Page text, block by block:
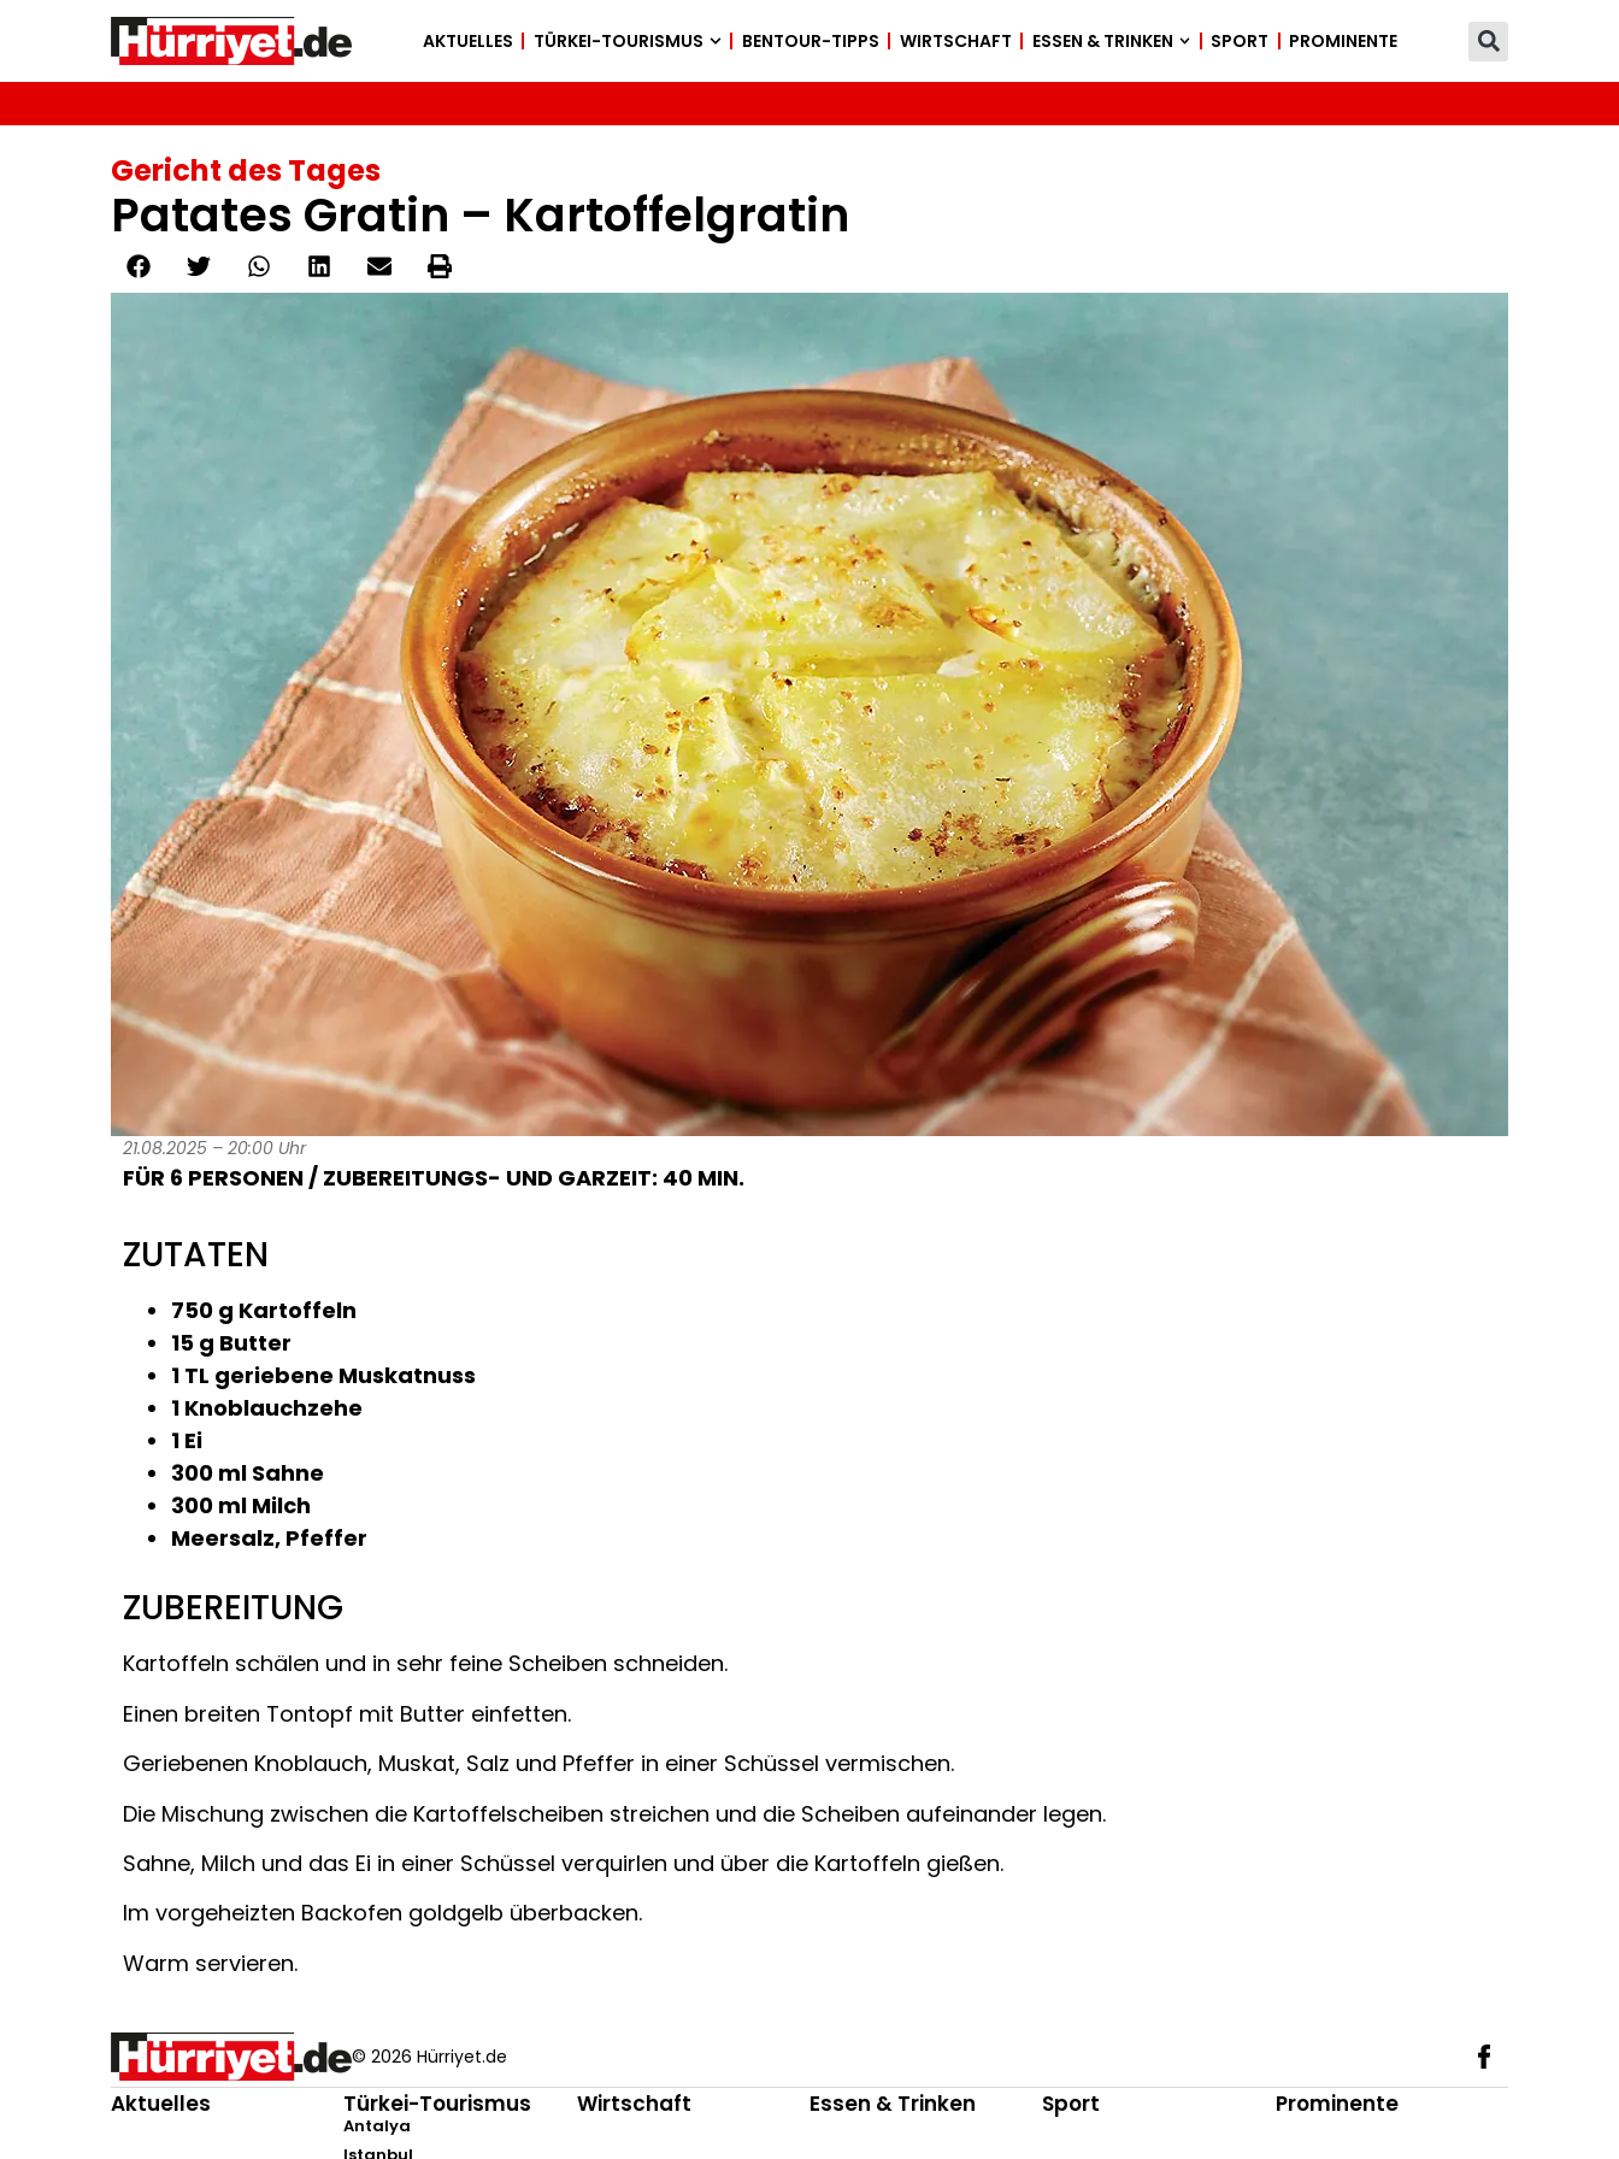
AKTUELLES TÜRKEI-TOURISMUS BENTOUR-TIPPS WIRTSCHAFT ESSEN & TRINKEN SPORT PROMINENTE
Gericht des Tages
Patates Gratin – Kartoffelgratin
21.08.2025 – 20:00 Uhr
FÜR 6 PERSONEN / ZUBEREITUNGS- UND GARZEIT: 40 MIN.
ZUTATEN
750 g Kartoffeln
15 g Butter
1 TL geriebene Muskatnuss
1 Knoblauchzehe
1 Ei
300 ml Sahne
300 ml Milch
Meersalz, Pfeffer
ZUBEREITUNG
Kartoffeln schälen und in sehr feine Scheiben schneiden.
Einen breiten Tontopf mit Butter einfetten.
Geriebenen Knoblauch, Muskat, Salz und Pfeffer in einer Schüssel vermischen.
Die Mischung zwischen die Kartoffelscheiben streichen und die Scheiben aufeinander legen.
Sahne, Milch und das Ei in einer Schüssel verquirlen und über die Kartoffeln gießen.
Im vorgeheizten Backofen goldgelb überbacken.
Warm servieren.
© 2026 Hürriyet.de
Aktuelles Türkei-Tourismus
Antalya
Wirtschaft Essen & Trinken Sport Prominente